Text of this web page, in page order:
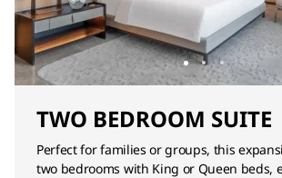
TWO BEDROOM SUITE
Perfect for families or groups, this
two bedrooms with King or Queen beds,